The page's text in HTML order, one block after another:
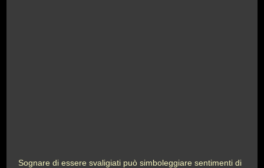
Sognare di essere svaligiati può simboleggiare sentimenti di